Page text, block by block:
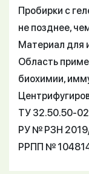
Пробирки с
не позднее,
Материал для
Область
биохимии,
ТУ 32.50.50-
РУ № РЗН 2019/
РРПП №